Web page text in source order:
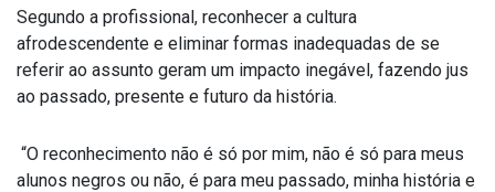
Segundo a profissional, reconhecer a cultura
afrodescendente e eliminar formas inadequadas de se
referir ao assunto geram um impacto inegável, fazendo jus
ao passado, presente e futuro da história.
“O reconhecimento não é só por mim, não é só para meus
alunos negros ou não, é para meu passado, minha história e